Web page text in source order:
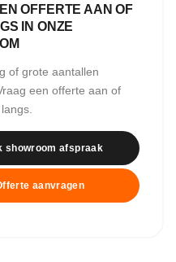
OFFERTE AAN OF
IN ONZE
of grote aantallen
een offerte aan of
showroom afspraak
aanvragen